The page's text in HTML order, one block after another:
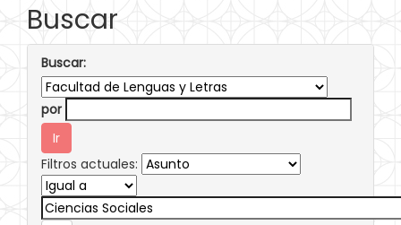
Buscar
Buscar:
por
Filtros actuales: